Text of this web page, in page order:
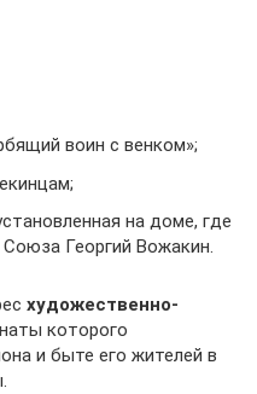
воин с венком»;
на доме, где
Георгий Вожакин.
художественно-
которого
и быте его жителей в